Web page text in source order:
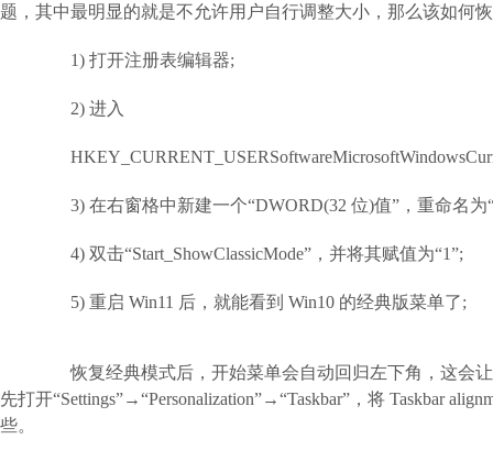
题，其中最明显的就是不允许用户自行调整大小，那么该如何
1) 打开注册表编辑器;
2) 进入
3) 在右窗格中新建一个“DWORD(32 位)值”，重命名为
4) 双击“Start_ShowClassicMode”，并将其赋值为“1”;
5) 重启 Win11 后，就能看到 Win10 的经典版菜单了;
恢复经典模式后，开始菜单会自动回归左下角，这会让
先打开“Settings”→“Personalization”→“Taskbar”，将 Taskbar
些。